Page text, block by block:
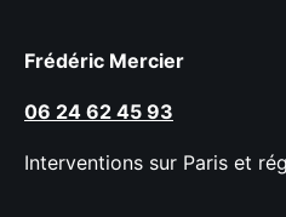
Frédéric Mercier
06 24 62 45 93
Interventions sur Paris et